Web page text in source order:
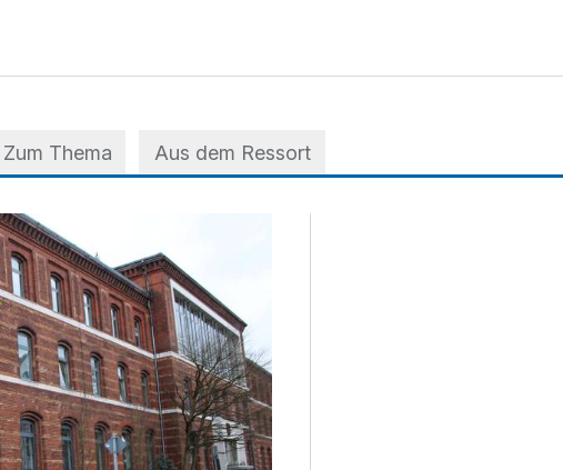
Zum Thema Aus dem Ressort